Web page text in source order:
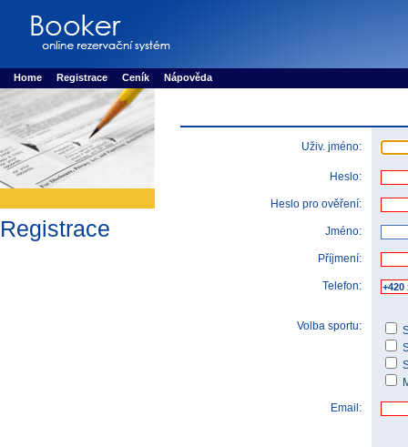
Rezervujse - Port�l pro online rezervace sportu
Home Registrace Ceník Nápověda
Registrace
Uživ. jméno:
Heslo:
Heslo pro ověření:
Jméno:
Příjmení:
Telefon:
Volba sportu:
Email: